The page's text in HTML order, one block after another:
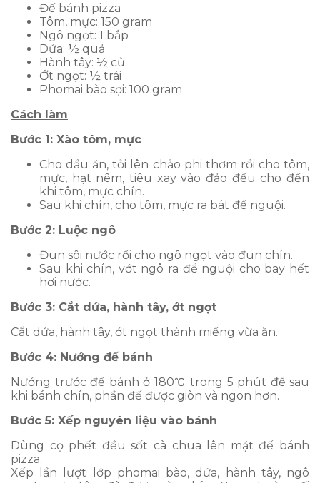
Đế bánh pizza
Tôm, mực: 150 gram
Ngô ngọt: 1 bắp
Dứa: ½ quả
Hành tây: ½ củ
Ớt ngọt: ½ trái
Phomai bào sợi: 100 gram
Cách làm
Bước 1: Xào tôm, mực
Cho dầu ăn, tỏi lên chảo phi thơm rồi cho tôm,
mực, hạt nêm, tiêu xay vào đảo đều cho đến
khi tôm, mực chín.
Sau khi chín, cho tôm, mực ra bát để nguội.
Bước 2: Luộc ngô
Đun sôi nước rồi cho ngô ngọt vào đun chín.
Sau khi chín, vớt ngô ra để nguội cho bay hết
hơi nước.
Bước 3: Cắt dứa, hành tây, ớt ngọt
Cắt dứa, hành tây, ớt ngọt thành miếng vừa ăn.
Bước 4: Nướng đế bánh
Nướng trước đế bánh ở 180℃ trong 5 phút để sau
khi bánh chín, phần đế được giòn và ngon hơn.
Bước 5: Xếp nguyên liệu vào bánh
Dùng cọ phết đều sốt cà chua lên mặt đế bánh
pizza.
Xếp lần lượt lớp phomai bào, dứa, hành tây, ngô